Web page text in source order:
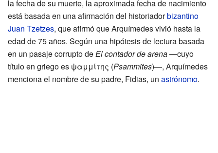
la fecha de su muerte, la aproximada fecha de nacimiento
está basada en una afirmación del historiadorbizantino
Juan Tzetzes, que afirmó que Arquímedes vivió hasta la
edad de 75 años. Según una hipótesis de lectura basada
en un pasaje corrupto deEl contador de arena—cuyo
título en griego es ψαμμίτης (Psammites)—, Arquímedes
menciona el nombre de su padre, Fidias, un astrónomo.